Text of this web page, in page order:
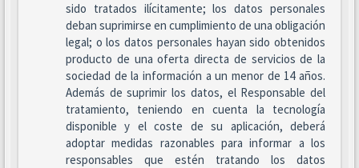
sido tratados ilícitamente; los datos personales
deban suprimirse en cumplimiento de una obligación
legal; o los datos personales hayan sido obtenidos
producto de una oferta directa de servicios de la
sociedad de la información a un menor de 14 años.
Además de suprimir los datos, el Responsable del
tratamiento, teniendo en cuenta la tecnología
disponible y el coste de su aplicación, deberá
adoptar medidas razonables para informar a los
responsables que estén tratando los datos